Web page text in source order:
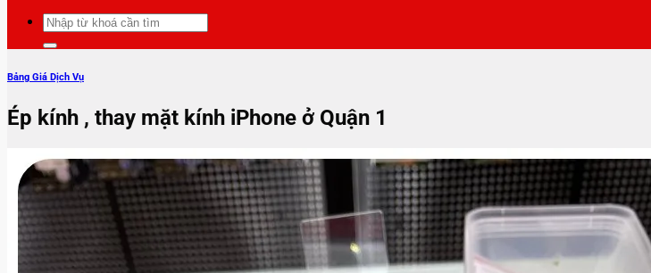
Tìm
kiếm:
Bảng Giá Dịch Vụ
Ép kính , thay mặt kính iPhone ở Quận 1